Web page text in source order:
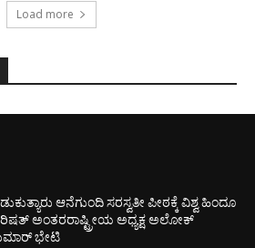
Load more
ಆನೆಗುಂದಿ ಸರಸ್ವತೀ ಪೀಠಕ್ಕೆ ವಿಶ್ವ ಹಿಂದೂ
ಅಂತರರಾಷ್ಟ್ರೀಯ ಅಧ್ಯಕ್ಷ ಅಲೋಕ್
ಭೇಟಿ